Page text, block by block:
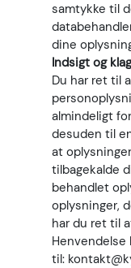
samtykke til
dine
Indsigt og
Du har ret til
almindeligt
desuden til
at
tilbagekalde
behandlet
oplysninger,
har du ret til
Henvendelse
til: